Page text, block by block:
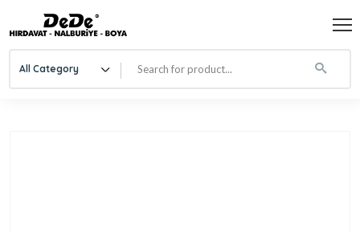
All Category